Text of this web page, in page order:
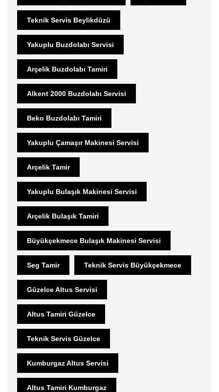
Teknik Servis Beylikdüzü
Yakuplu Buzdolabı Servisi
Arçelik Buzdolabı Tamiri
Alkent 2000 Buzdolabı Servisi
Beko Buzdolabı Tamiri
Yakuplu Çamaşır Makinesi Servisi
Arçelik Tamir
Yakuplu Bulaşık Makinesi Servisi
Arçelik Bulaşık Tamiri
Büyükçekmece Bulaşık Makinesi Servisi
Seg Tamir Teknik Servis Büyükçekmece
Güzelce Altus Servisi
Altus Tamiri Güzelce
Teknik Servis Güzelce
Kumburgaz Altus Servisi
Altus Tamiri Kumburgaz